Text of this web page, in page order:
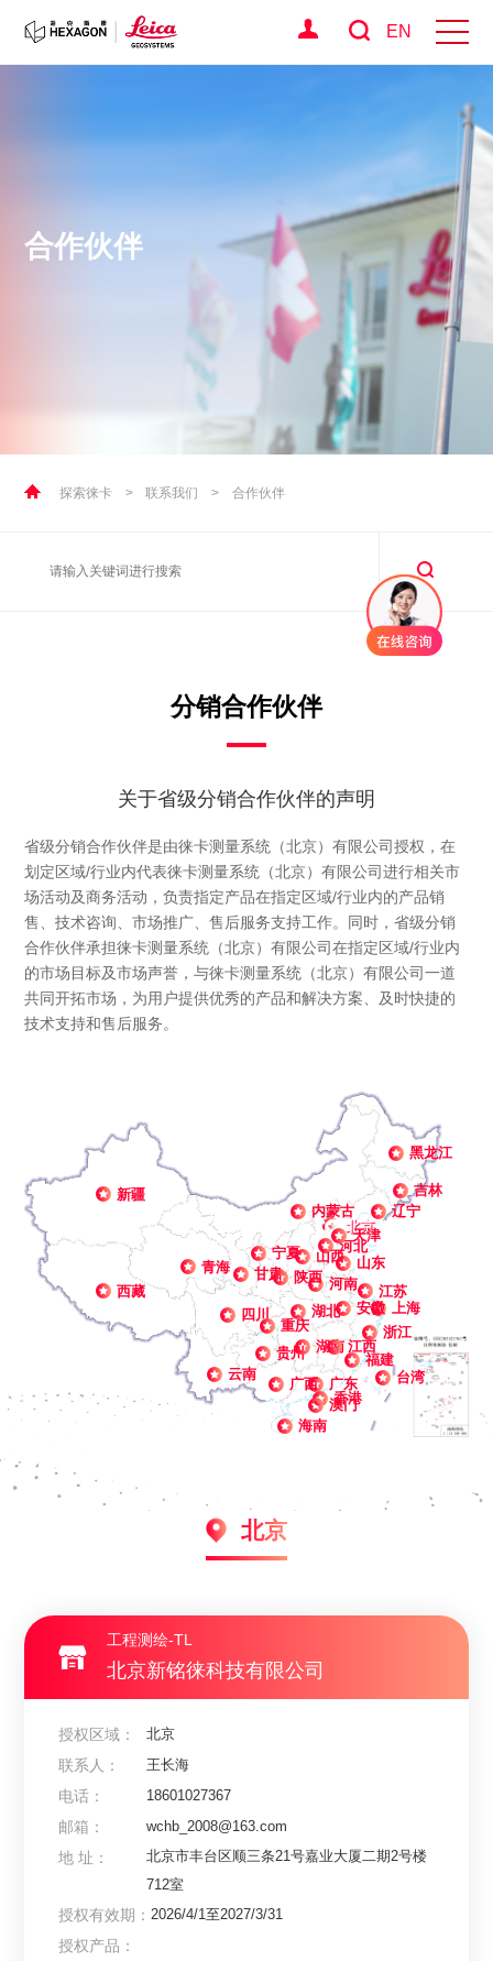
EN
合作伙伴
探索徕卡 > 联系我们 > 合作伙伴
分销合作伙伴
关于省级分销合作伙伴的声明
省级分销合作伙伴是由徕卡测量系统（北京）有限公司授权，在
划定区域/行业内代表徕卡测量系统（北京）有限公司进行相关市
场活动及商务活动，负责指定产品在指定区域/行业内的产品销
售、技术咨询、市场推广、售后服务支持工作。同时，省级分销
合作伙伴承担徕卡测量系统（北京）有限公司在指定区域/行业内
的市场目标及市场声誉，与徕卡测量系统（北京）有限公司一道
共同开拓市场，为用户提供优秀的产品和解决方案、及时快捷的
技术支持和售后服务。
北京
山东
四川 湖北 上海
香港
台湾
安徽
澳门
福建
甘肃
广东
广西
贵州
海南
河北
河南
黑龙江
湖南
吉林
江苏
江西
辽宁
内蒙古
宁夏
青海
山西
陕西
天津
西藏
新疆
云南
浙江
重庆
北京
工程测绘-TL
北京新铭徕科技有限公司
授权区域： 北京
联系人： 王长海
电话： 18601027367
邮箱： wchb_2008@163.com
地 址：
北京市丰台区顺三条21号嘉业大厦二期2号楼
712室
授权有效期：2026/4/1至2027/3/31
授权产品：